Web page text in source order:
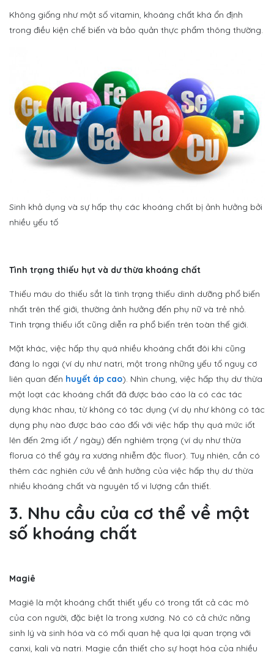
Không giống như một số vitamin, khoáng chất khá ổn định
trong điều kiện chế biến và bảo quản thực phẩm thông thường.
Sinh khả dụng và sự hấp thụ các khoáng chất bị ảnh hưởng bởi
nhiều yếu tố
Tình trạng thiếu hụt và dư thừa khoáng chất
Thiếu máu do thiếu sắt là tình trạng thiếu dinh dưỡng phổ biến
nhất trên thế giới, thường ảnh hưởng đến phụ nữ và trẻ nhỏ.
Tình trạng thiếu iốt cũng diễn ra phổ biến trên toàn thế giới.
Mặt khác, việc hấp thụ quá nhiều khoáng chất đôi khi cũng
đáng lo ngại (ví dụ như natri, một trong những yếu tố nguy cơ
liên quan đến huyết áp cao). Nhìn chung, việc hấp thụ dư thừa
một loạt các khoáng chất đã được báo cáo là có các tác
dụng khác nhau, từ không có tác dụng (ví dụ như không có tác
dụng phụ nào được báo cáo đối với việc hấp thụ quá mức iốt
lên đến 2mg iốt / ngày) đến nghiêm trọng (ví dụ như thừa
florua có thể gây ra xương nhiễm độc fluor). Tuy nhiên, cần có
thêm các nghiên cứu về ảnh hưởng của việc hấp thụ dư thừa
nhiều khoáng chất và nguyên tố vi lượng cần thiết.
3. Nhu cầu của cơ thể về một
số khoáng chất
Magiê
Magiê là một khoáng chất thiết yếu có trong tất cả các mô
của con người, đặc biệt là trong xương. Nó có cả chức năng
sinh lý và sinh hóa và có mối quan hệ qua lại quan trọng với
canxi, kali và natri. Magie cần thiết cho sự hoạt hóa của nhiều